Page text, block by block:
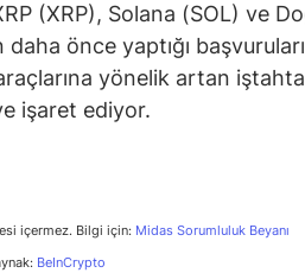
(XRP), Solana (SOL) ve
daha önce yaptığı
yönelik artan
işaret ediyor.
içermez. Bilgi için: Midas Sorumluluk Beyanı
BeInCrypto